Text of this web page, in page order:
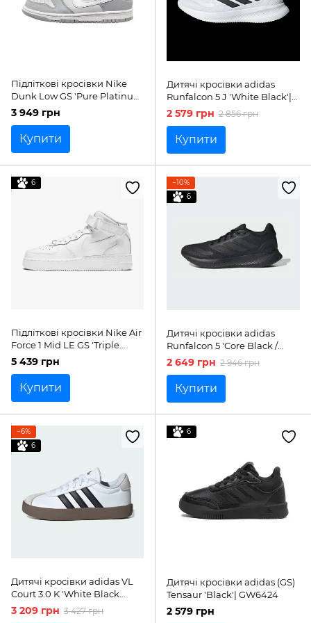
Підліткові кросівки Nike
Dunk Low GS 'Pure Platinum
Wolf Grey'| DH9765-001
3 949 грн
Купити
Дитячі кросівки adidas
Runfalcon 5 J 'White Black'|
IE8593
2 579 грн 2 856 грн
Купити
6
Підліткові кросівки Nike Air
Force 1 Mid LE GS 'Triple
White'| DH2933-111
5 439 грн
Купити
−10%
6
Дитячі кросівки adidas
Runfalcon 5 'Core Black /
Core Black / Core Black'|
2 649 грн 2 946 грн
Купити
−6%
6
Дитячі кросівки adidas VL
Court 3.0 K 'White Black
Gum'| ID9062
3 209 грн 3 427 грн
6
Дитячі кросівки adidas (GS)
Tensaur 'Black'| GW6424
2 579 грн